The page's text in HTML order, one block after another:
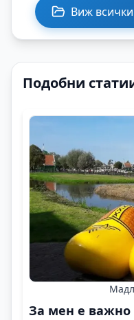
Виж всички
Подобни
За мен е важно